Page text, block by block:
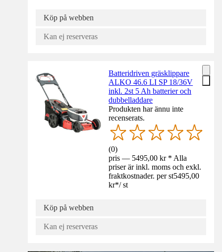
Köp på webben
Kan ej reserveras
Batteridriven gräsklippare
ALKO 46.6 LI SP 18/36V
inkl. 2st 5 Ah batterier och
dubbelladdare
Produkten har ännu inte
recenserats.
(0)
pris — 5495,00 kr * Alla
priser är inkl. moms och exkl.
fraktkostnader. per st5495,00
kr*/ st
Köp på webben
Kan ej reserveras